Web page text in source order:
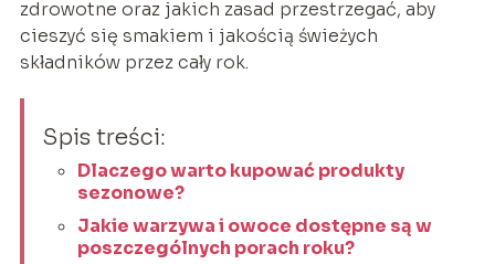
zdrowotne oraz jakich zasad przestrzegać, aby
cieszyć się smakiem i jakością świeżych
składników przez cały rok.
Spis treści:
Dlaczego warto kupować produkty
sezonowe?
Jakie warzywa i owoce dostępne są w
poszczególnych porach roku?